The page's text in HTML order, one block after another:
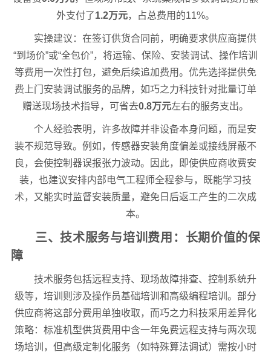
外支付了1.2万元，占总费用的11%。
实操建议：在签订供货合同前，明确要求供应商提供
“到场价”或“全包价”，将运输、保险、安装调试、操作培训
等费用一次性打包，避免后续追加费用。优先选择提供免
费上门安装调试服务的品牌，如巧之力科技针对批量订单
赠送现场技术指导，可省去0.8万元左右的服务支出。
个人经验表明，许多故障并非设备本身问题，而是安
装不规范导致。例如，传感器安装角度偏差或接线屏蔽不
良，会使控制器误报张力波动。因此，即使供应商收费安
装，也建议安排内部电气工程师全程参与，既能学习技
术，又能实时监督安装质量，避免日后返工产生的二次成
本。
三、技术服务与培训费用：长期价值的保
障
技术服务包括远程支持、现场故障排查、控制系统升
级等，培训则涉及操作员基础培训和高级编程培训。部分
供应商将这部分费用单独收取，而巧之力科技采用差异化
策略：标准机型供货费用中含一年免费远程支持与两次现
场培训，但高级定制化服务（如特殊算法调试）需按小时